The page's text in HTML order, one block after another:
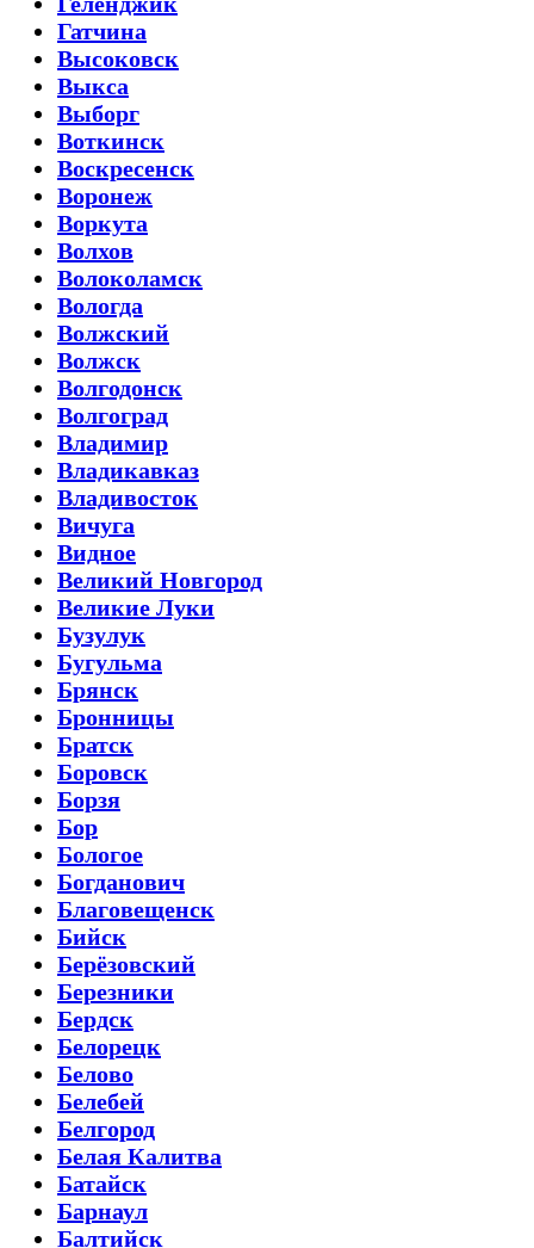
Гатчина
Высоковск
Выкса
Выборг
Воткинск
Воскресенск
Воронеж
Воркута
Волхов
Волоколамск
Вологда
Волжский
Волжск
Волгодонск
Волгоград
Владимир
Владикавказ
Владивосток
Вичуга
Видное
Великий Новгород
Великие Луки
Бузулук
Бугульма
Брянск
Бронницы
Братск
Боровск
Борзя
Бор
Бологое
Богданович
Благовещенск
Бийск
Берёзовский
Березники
Бердск
Белорецк
Белово
Белебей
Белгород
Белая Калитва
Батайск
Барнаул
Балтийск